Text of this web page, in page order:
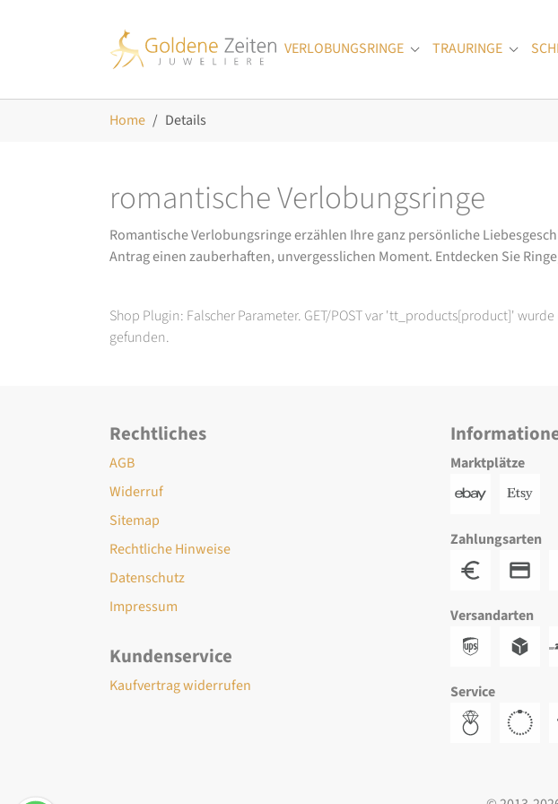
VERLOBUNGSRINGE
Submenu for
TRAURINGE
Home Details
romantische Verlobungsringe
Romantische Verlobungsringe erzählen Ihre ganz persönliche
Antrag einen zauberhaften, unvergesslichen Moment. Entdecken Sie
Shop Plugin: Falscher Parameter. GET/POST var 'tt_products[product]'
gefunden.
Rechtliches
AGB
Widerruf
Sitemap
Rechtliche Hinweise
Datenschutz
Impressum
Kundenservice
Kaufvertrag widerrufen
Marktplätze
Zahlungsarten
Versandarten
Service